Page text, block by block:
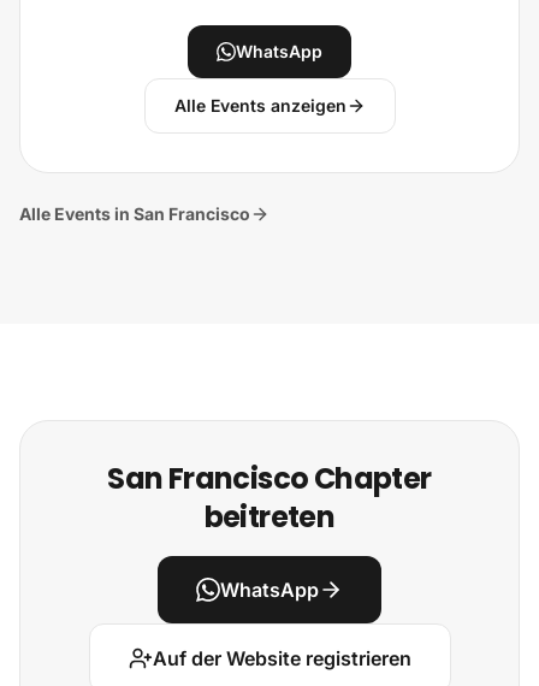
WhatsApp
Alle Events anzeigen
Alle Events in San Francisco
San Francisco Chapter
beitreten
WhatsApp
Auf der Website registrieren